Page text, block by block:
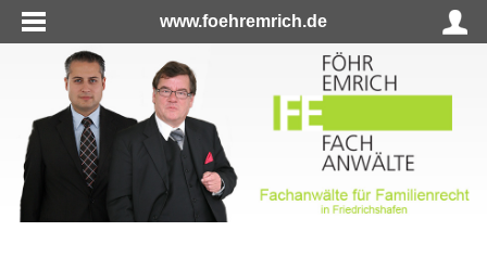
www.foehremrich.de